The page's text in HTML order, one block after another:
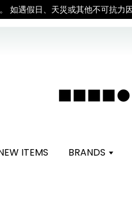
送。 如遇假日、天災或其他不可
ITEMS BRANDS